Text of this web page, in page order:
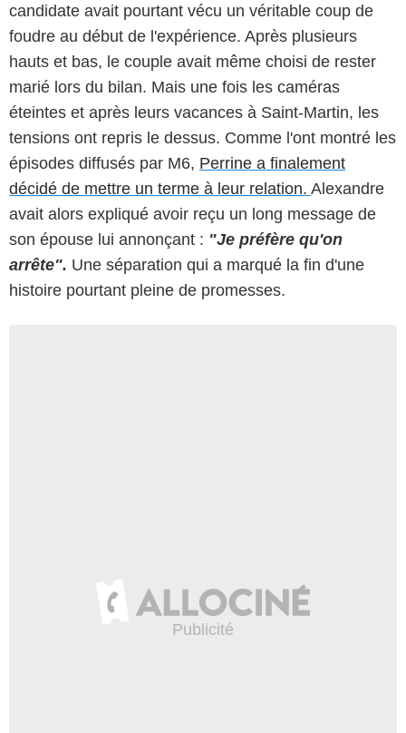
candidate avait pourtant vécu un véritable coup de
foudre au début de l'expérience. Après plusieurs
hauts et bas, le couple avait même choisi de rester
marié lors du bilan. Mais une fois les caméras
éteintes et après leurs vacances à Saint-Martin, les
tensions ont repris le dessus. Comme l'ont montré les
épisodes diffusés par M6, Perrine a finalement
décidé de mettre un terme à leur relation. Alexandre
avait alors expliqué avoir reçu un long message de
son épouse lui annonçant : "Je préfère qu'on
arrête". Une séparation qui a marqué la fin d'une
histoire pourtant pleine de promesses.